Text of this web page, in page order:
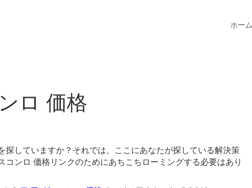
ホーム
ロ 価格
探していますか？それでは、ここにあなたが探している解決策
コンロ 価格リンクのためにあちこちローミングする必要はあり